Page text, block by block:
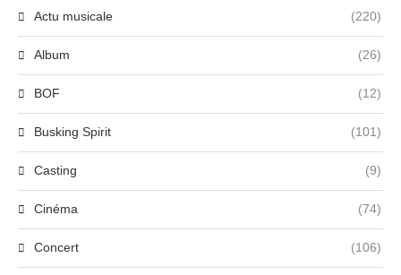
Actu musicale (220)
Album (26)
BOF (12)
Busking Spirit (101)
Casting (9)
Cinéma (74)
Concert (106)